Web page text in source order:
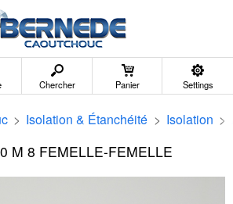
Chercher Panier Settings
> Isolation & Étanchéité > Isolation >
M 8 FEMELLE-FEMELLE